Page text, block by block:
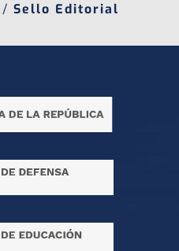
Sello Editorial